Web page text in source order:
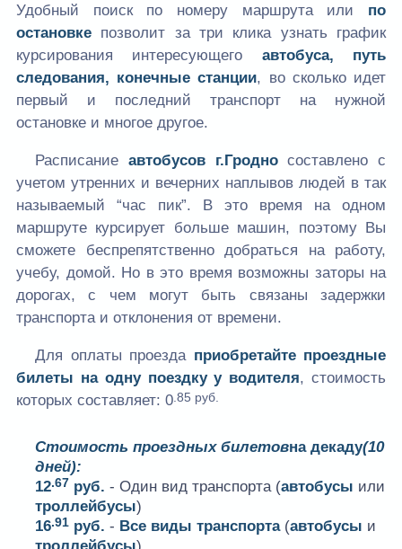
Удобный поиск по номеру маршрута или по
остановке позволит за три клика узнать график
курсирования интересующего автобуса, путь
следования, конечные станции, во сколько идет
первый и последний транспорт на нужной
остановке и многое другое.
Расписание автобусов г.Гродносоставлено с
учетом утренних и вечерних наплывов людей в так
называемый “час пик”. В это время на одном
маршруте курсирует больше машин, поэтому Вы
сможете беспрепятственно добраться на работу,
учебу, домой. Но в это время возможны заторы на
дорогах, с чем могут быть связаны задержки
транспорта и отклонения от времени.
Для оплаты проезда приобретайте проездные
билеты на одну поездку у водителя, стоимость
которых составляет: 0 .85 руб.
Стоимость проездных билетовна декаду(10
дней):
12.67 руб. - Один вид транспорта (автобусы или
троллейбусы)
16.91 руб. - Все виды транспорта(автобусы и